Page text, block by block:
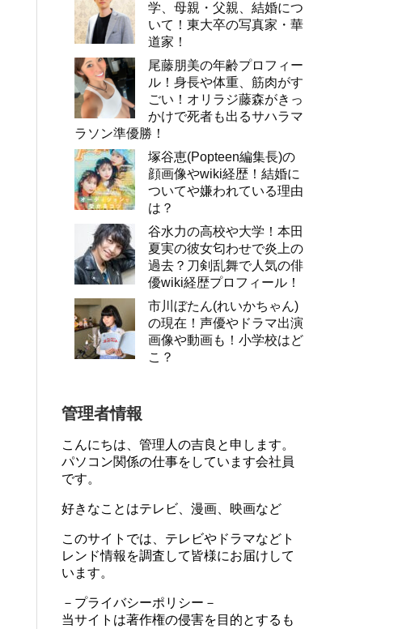
学、母親・父親、結婚につ
いて！東大卒の写真家・華
道家！
尾藤朋美の年齢プロフィー
ル！身長や体重、筋肉がす
ごい！オリラジ藤森がきっ
かけで死者も出るサハラマ
ラソン準優勝！
塚谷恵(Popteen編集長)の
顔画像やwiki経歴！結婚に
ついてや嫌われている理由
は？
谷水力の高校や大学！本田
夏実の彼女匂わせで炎上の
過去？刀剣乱舞で人気の俳
優wiki経歴プロフィール！
市川ぼたん(れいかちゃん)
の現在！声優やドラマ出演
画像や動画も！小学校はど
こ？
管理者情報
こんにちは、管理人の吉良と申します。
パソコン関係の仕事をしています会社員
です。
好きなことはテレビ、漫画、映画など
このサイトでは、テレビやドラマなどト
レンド情報を調査して皆様にお届けして
います。
－プライバシーポリシー－
当サイトは著作権の侵害を目的とするも